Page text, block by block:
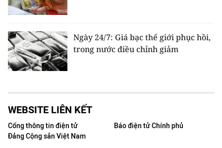
Ngày 24/7: Giá bạc thế giới phục hồi,
trong nước điều chỉnh giảm
WEBSITE LIÊN KẾT
Cổng thông tin điện tử
Đảng Cộng sản Việt Nam
Báo điện tử Chính phủ